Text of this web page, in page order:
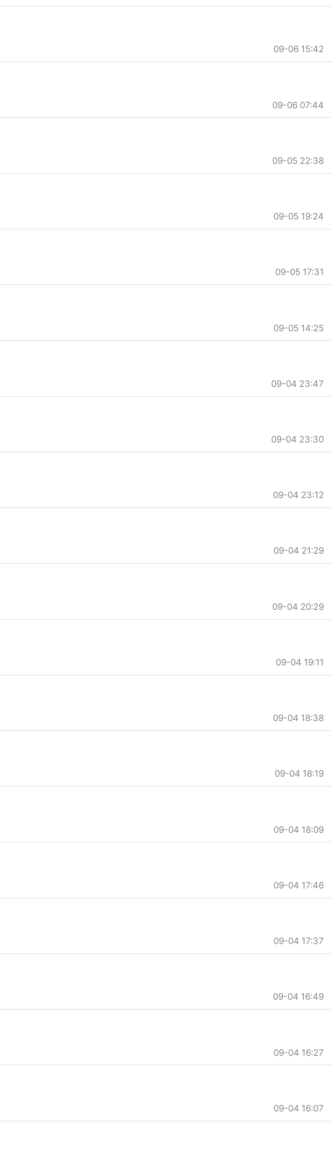
09-06 15:42
09-06 07:44
09-05 22:38
09-05 19:24
09-05 17:31
09-05 14:25
09-04 23:47
09-04 23:30
09-04 23:12
09-04 21:29
09-04 20:29
09-04 19:11
09-04 18:38
09-04 18:19
09-04 18:09
09-04 17:46
09-04 17:37
09-04 16:49
09-04 16:27
09-04 16:07